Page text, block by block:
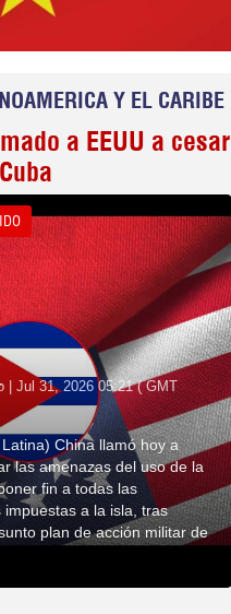
Y EL CARIBE
a EEUU a cesar
| Jul 31, 2026 05:21 ( GMT
China llamó hoy a
las amenazas del uso de la
fin a todas las
a la isla, tras
plan de acción militar de